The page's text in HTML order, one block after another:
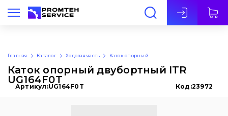
Рус
Главная Каталог Ходовая часть Каток опорный
Каток опорный двубортный ITR
UG164F0T
Артикул:UG164F0T Код:23972